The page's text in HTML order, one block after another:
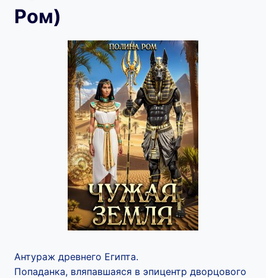
Ром)
Антураж древнего Египта.
Попаданка, вляпавшаяся в эпицентр дворцового